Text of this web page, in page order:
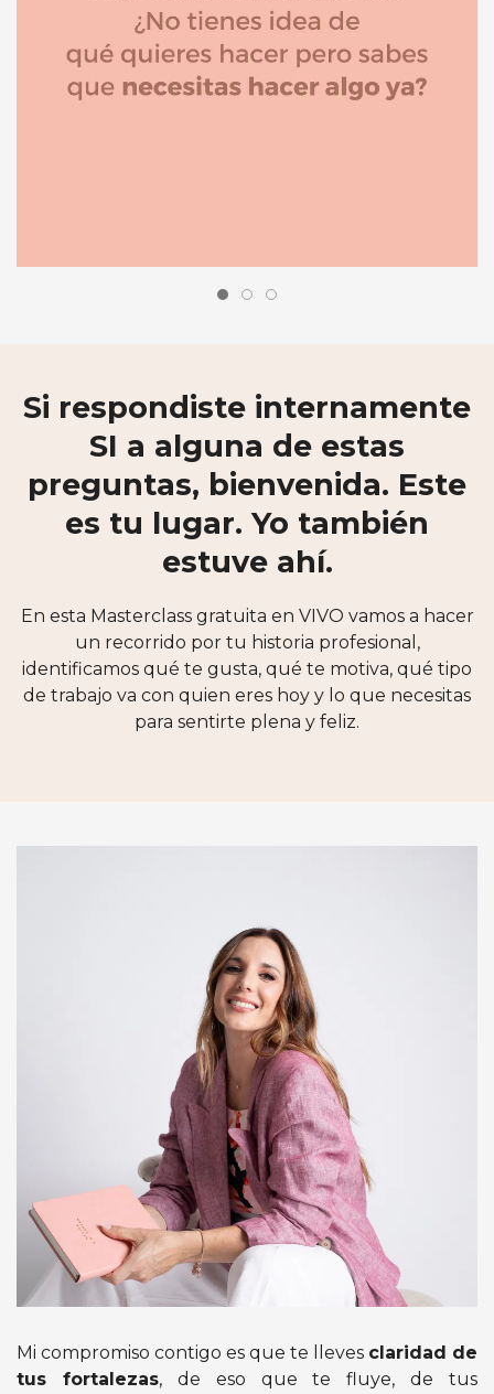
Si respondiste internamente
SI a alguna de estas
preguntas, bienvenida. Este
es tu lugar. Yo también
estuve ahí.
En esta Masterclass gratuita en VIVO vamos a hacer
un recorrido por tu historia profesional,
identificamos qué te gusta, qué te motiva, qué tipo
de trabajo va con quien eres hoy y lo que necesitas
para sentirte plena y feliz.
Mi compromiso contigo es que te lleves claridad de
tus fortalezas, de eso que te fluye, de tus